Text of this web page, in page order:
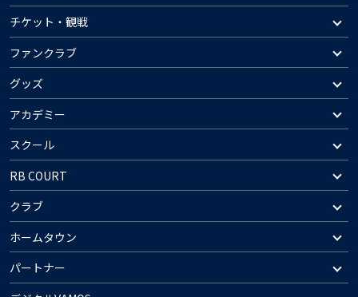
チケット・観戦
ファンクラブ
グッズ
アカデミー
スクール
RB COURT
クラブ
ホームタウン
パートナー